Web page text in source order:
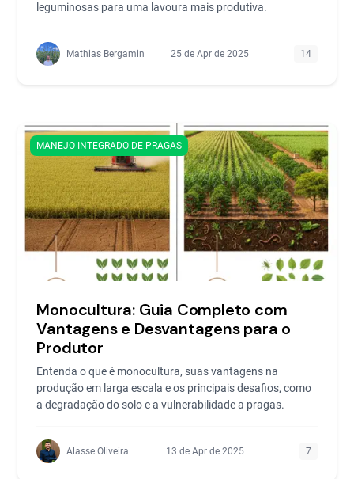
leguminosas para uma lavoura mais produtiva.
Mathias Bergamin 25 de Apr de 2025 14
MANEJO INTEGRADO DE PRAGAS
Monocultura: Guia Completo com
Vantagens e Desvantagens para o
Produtor
Entenda o que é monocultura, suas vantagens na
produção em larga escala e os principais desafios, como
a degradação do solo e a vulnerabilidade a pragas.
Alasse Oliveira 13 de Apr de 2025 7